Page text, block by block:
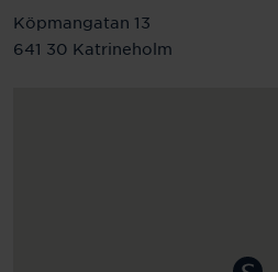
Köpmangatan 13
641 30 Katrineholm